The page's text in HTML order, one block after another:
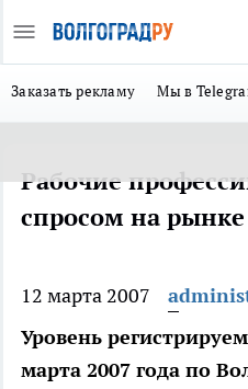
Заказать рекламу Мы в
Рабочие
спросом на рынке
12 марта 2007
Уровень
марта 2007 года по